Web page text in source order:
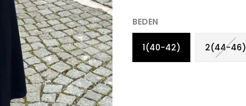
BEDEN
1(40-42) 2(44-46)